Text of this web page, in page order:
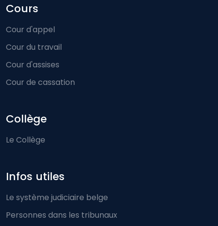
Cours
Cour d'appel
Cour du travail
Cour d'assises
Cour de cassation
Collège
Le Collège
Infos utiles
Le système judiciaire belge
Personnes dans les tribunaux